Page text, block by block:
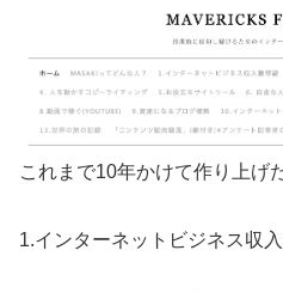
これまで10年かけて作り上げた
1.インターネットビジネス収